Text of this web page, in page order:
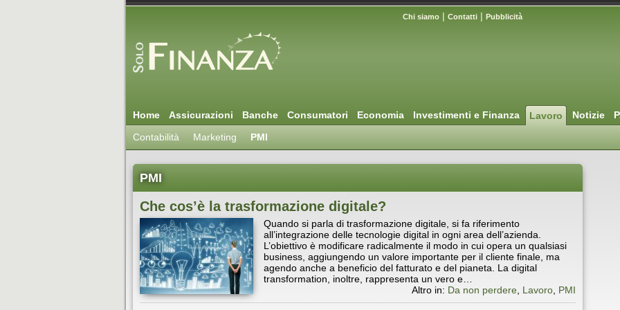
Chi siamo | Contatti | Pubblicità
Home Assicurazioni Banche Consumatori Economia Investimenti e Finanza Lavoro Notizie
Contabilità
Marketing PMI
PMI
Che cos’è la trasformazione digitale?
Quando si parla di trasformazione digitale, si fa riferimento
all’integrazione delle tecnologie digital in ogni area dell’azienda.
L’obiettivo è modificare radicalmente il modo in cui opera un qualsiasi
business, aggiungendo un valore importante per il cliente finale, ma
agendo anche a beneficio del fatturato e del pianeta. La digital
transformation, inoltre, rappresenta un vero e…
Altro in: Da non perdere Lavoro PMI